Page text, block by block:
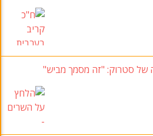
סטרוק: "זה מסמך מביש"